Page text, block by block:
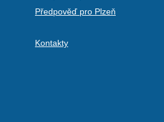
Předpověď pro Plzeň
Kontakty